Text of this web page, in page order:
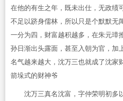
在他的有生之年，既未出仕，无政绩
不足以跻身儒林，所以只是个默默无
一分为四，财富越积越多，在朱元璋
孙日渐出头露面，甚至入朝为官，加
名气越来越大，沈万三也就成了沈家
箭垛式的财神爷
沈万三真名沈富，字仲荣明初多以